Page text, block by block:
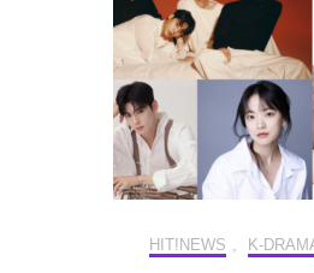
HIT!NEWS K-